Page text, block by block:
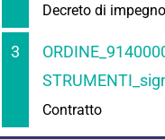
Decreto di impegno
3
Contratto